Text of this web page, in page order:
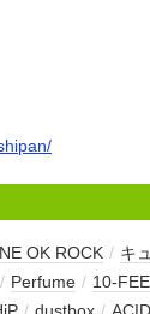
OK ROCK / キ
/ Perfume / 10-